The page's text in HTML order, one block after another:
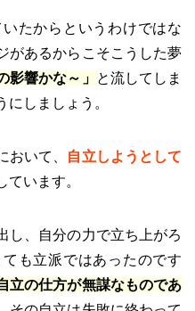
たからというわけではな
があるからこそこうした夢
影響かな～」 と流してしま
しましょう。
おいて、 自立しようとして
ています。
し、自分の力で立ち上がろ
も立派ではあったのです
立の仕方が無謀なものであ